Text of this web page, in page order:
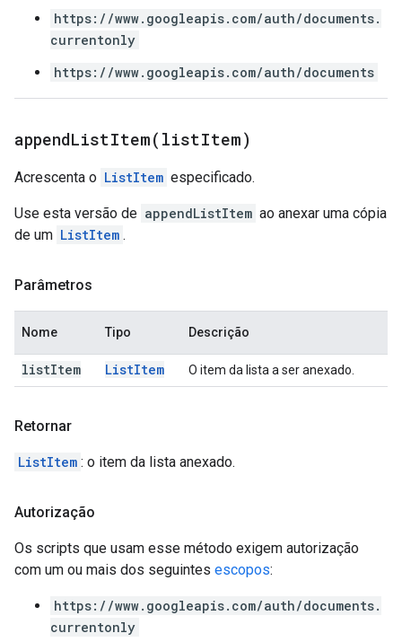
https://www.googleapis.com/auth/documents.
currentonly
https://www.googleapis.com/auth/documents
appendListItem( listItem)
Acrescenta o ListItem especificado.
Use esta versão de appendListItem ao anexar uma cópia
de um ListItem .
Parâmetros
Nome Tipo Descrição
listItem ListItem O item da lista a ser anexado.
Retornar
ListItem : o item da lista anexado.
Autorização
Os scripts que usam esse método exigem autorização
com um ou mais dos seguintes escopos:
https://www.googleapis.com/auth/documents.
currentonly